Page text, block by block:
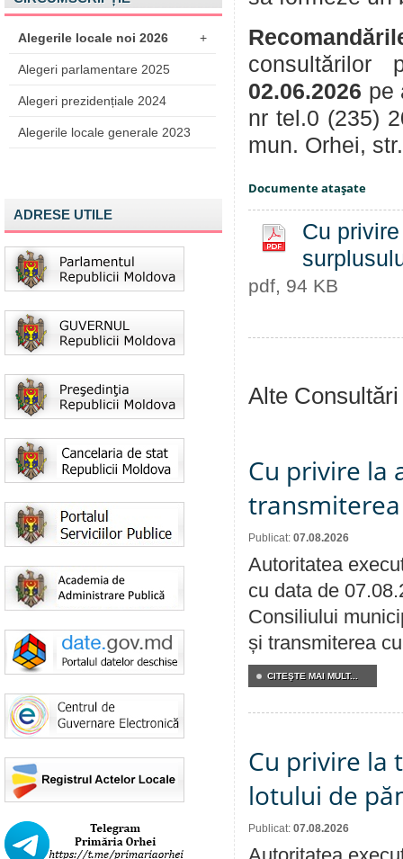
Alegerile locale noi 2026 +
Alegeri parlamentare 2025
Alegeri prezidențiale 2024
Alegerile locale generale 2023
ADRESE UTILE
02.06.2026 pe
nr tel.0 (235)
mun. Orhei,
Documente ataşate
Cu
pdf, 94 KB
Alte
Cu privire la
Publicat: 07.08.2026
Autoritatea
cu data de
Consiliului
și transmiterea
CITEŞTE MAI MULT...
Cu privire la
lotului de
Publicat: 07.08.2026